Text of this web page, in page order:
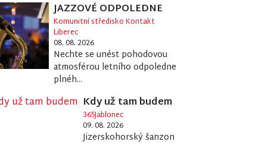
JAZZOVÉ ODPOLEDNE
Komunitní středisko Kontakt
Liberec
08. 08. 2026
Nechte se unést pohodovou
atmosférou letního odpoledne
plnéh...
Kdy už tam budem
365Jablonec
09. 08. 2026
Jizerskohorský šanzon